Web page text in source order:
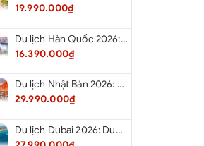
thời gian ở tại nước ngoài
đồng/người/vụ, Bảo
bồi thường 100.000
tham gia bảo hiểm
quá cước, tiền điện thoại,
19.990.000₫
Du lịch Hàn Quốc 2026: Hà Nội – Lotte Word – Đảo Nami – Làng Cổ Hanok Bukchon
16.390.000₫
Du lịch Nhật Bản 2026: Niigata – Aizu – Nikko - Tokyo – Niigata từ Hà Nội
29.990.000₫
Du lịch Dubai 2026: Dubai - Safari - Abu Dhabi